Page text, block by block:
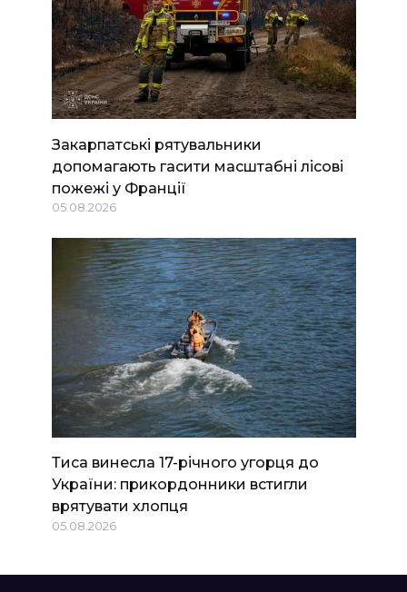
Закарпатські рятувальники
допомагають гасити масштабні лісові
пожежі у Франції
05.08.2026
Тиса винесла 17-річного угорця до
України: прикордонники встигли
врятувати хлопця
05.08.2026